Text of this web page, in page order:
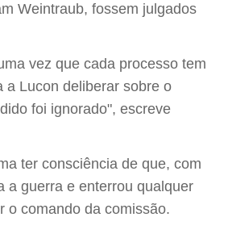
Weintraub, fossem julgados
vez que cada processo tem
a Lucon deliberar sobre o
foi ignorado", escreve
ter consciência de que, com
a guerra e enterrou qualquer
o comando da comissão.